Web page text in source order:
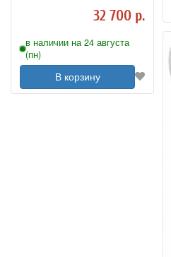
32 700 р.
в наличии на 24 августа
(пн)
В корзину